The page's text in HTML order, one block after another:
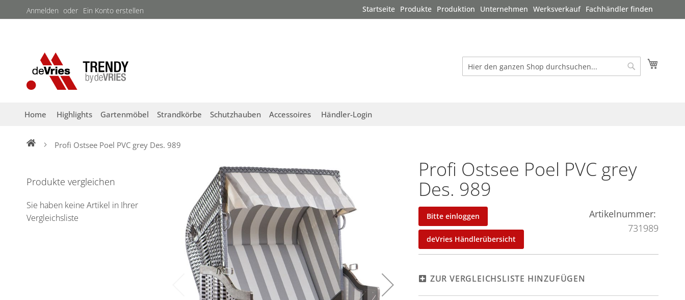
Direkt
zum
Anmelden Ein Konto erstellen Startseite Produkte Produktion Unternehmen Werksverkauf Fachhändler finden
Suche
Suche
Home Highlights Gartenmöbel Strandkörbe Schutzhauben Accessoires Händler-Login
Profi Ostsee Poel PVC grey Des. 989
Profi Ostsee Poel PVC grey
Des. 989
Bitte einloggen
deVries Händlerübersicht
Artikelnummer
731989
ZUR VERGLEICHSLISTE HINZUFÜGEN
Bildergalerie
springen
Produkte vergleichen
Sie haben keine Artikel in Ihrer
Vergleichsliste